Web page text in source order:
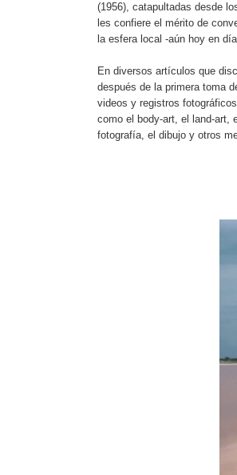
(1956), catapultadas desde
les confiere el mérito de
la esfera local -aún hoy en
En diversos artículos que
después de la primera toma
videos y registros
como el body-art, el land-art,
fotografía, el dibujo y otros